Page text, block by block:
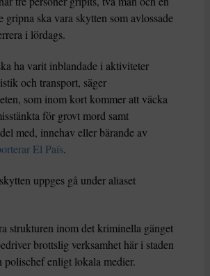
gripna ska vara skytten som avlossade
i lördags.
ha varit inblandade i aktiviteter
och transport, säger
som inom kort kommer att väcka
för grovt mord samt
med, innehav eller bärande av
El País.
uppges gå under aliaset
strukturen inom det kriminella gänget
brottslig verksamhet här i staden
polischef enligt lokala medier.